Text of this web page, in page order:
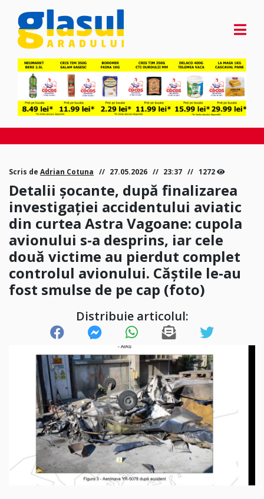
Scris de Adrian Cotuna 27.05.2026 23:37 1272
Detalii șocante, după finalizarea
investigației accidentului aviatic
din curtea Astra Vagoane: cupola
avionului s-a desprins, iar cele
două victime au pierdut complet
controlul avionului. Căștile le-au
fost smulse de pe cap (foto)
Distribuie articolul: